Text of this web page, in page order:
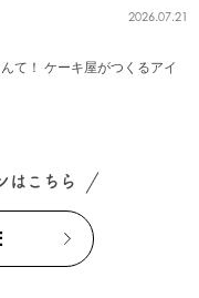
2026.07.21
て！ ケーキ屋がつくるアイ
はこちら